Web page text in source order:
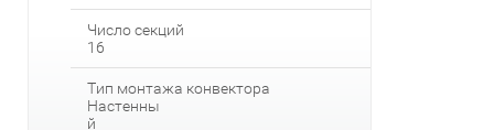
Число секций
16
Тип монтажа конвектора
Настенны
й